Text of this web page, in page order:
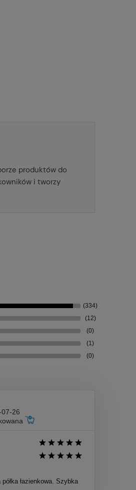
produktów do
i tworzy
(334)
(12)
(0)
(1)
(0)
26
łazienkowa. Szybka